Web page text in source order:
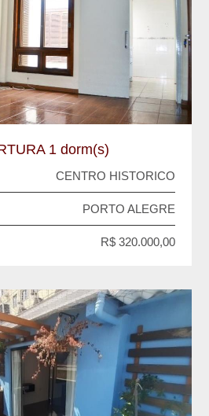
1 dorm(s)
CENTRO HISTORICO
PORTO ALEGRE
R$ 320.000,00